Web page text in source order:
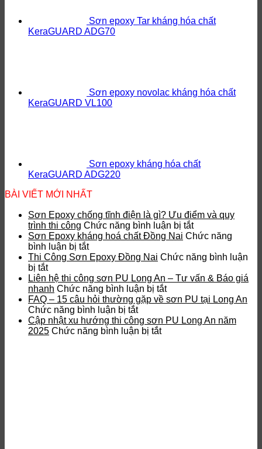
Sơn epoxy Tar kháng hóa chất
KeraGUARD ADG70
Sơn epoxy novolac kháng hóa chất
KeraGUARD VL100
Sơn epoxy kháng hóa chất
KeraGUARD ADG220
BÀI VIẾT MỚI NHẤT
Sơn Epoxy chống tĩnh điện là gì? Ưu điểm và quy
trình thi công Chức năng bình luận bị tắtở
Sơn
chống
điện
gì?
điểm
Sơn Epoxy kháng hoá chất Đồng Nai Chức năng
bình luận bị tắtở
Sơn
kháng
hoá
chất
Đồng
Nai
Thi Công Sơn Epoxy Đồng Nai Chức năng bình luận
bị tắtở
Thi
Công
Sơn
Epoxy
Đồng
Nai
Liên hệ thi công sơn PU Long An – Tư vấn & Báo giá
nhanh Chức năng bình luận bị tắtở
Liên
thi
FAQ – 15 câu hỏi thường gặp về sơn PU tại Long An
Chức năng bình luận bị tắtở
FAQ
–
Cập nhật xu hướng thi công sơn PU Long An năm
2025 Chức năng bình luận bị tắtở